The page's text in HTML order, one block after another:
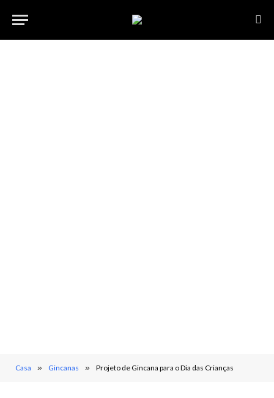
Casa » Gincanas » Projeto de Gincana para o Dia das Crianças